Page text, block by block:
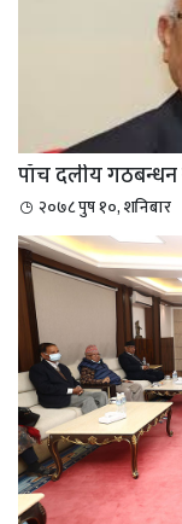
पाँच दलीय गठबन्धन
२०७८ पुष १०, शनिबार